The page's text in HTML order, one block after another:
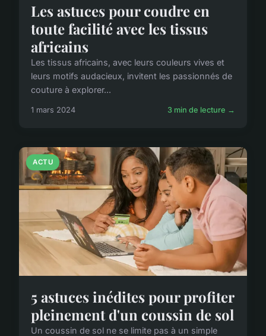
Les astuces pour coudre en
toute facilité avec les tissus
africains
Les tissus africains, avec leurs couleurs vives et
leurs motifs audacieux, invitent les passionnés de
couture à explorer...
1 mars 2024 3 min de lecture →
ACTU
5 astuces inédites pour profiter
pleinement d'un coussin de sol
Un coussin de sol ne se limite pas à un simple